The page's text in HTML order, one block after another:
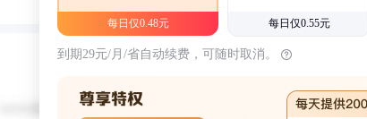
每日仅0.48元 每日仅0.55元
到期29元/月/省自动续费，可随时取消。